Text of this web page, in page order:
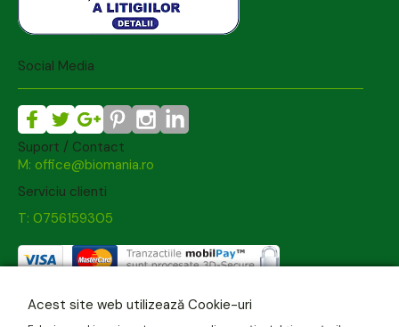
Social Media
Suport / Contact
M: office@biomania.ro
Serviciu clienti
T: 0756159305
Acest site web utilizează Cookie-uri